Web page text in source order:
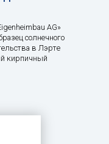
AG»
солнечного
в Лэрте
кирпичный